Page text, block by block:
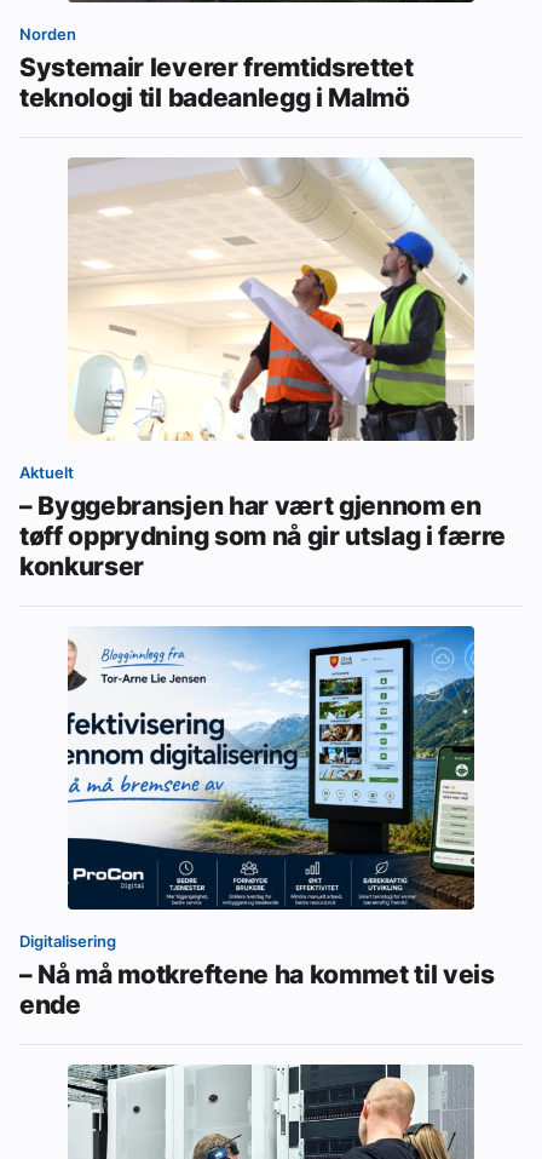
Norden
Systemair leverer fremtidsrettet
teknologi til badeanlegg i Malmö
Aktuelt
– Byggebransjen har vært gjennom en
tøff opprydning som nå gir utslag i færre
konkurser
Digitalisering
– Nå må motkreftene ha kommet til veis
ende